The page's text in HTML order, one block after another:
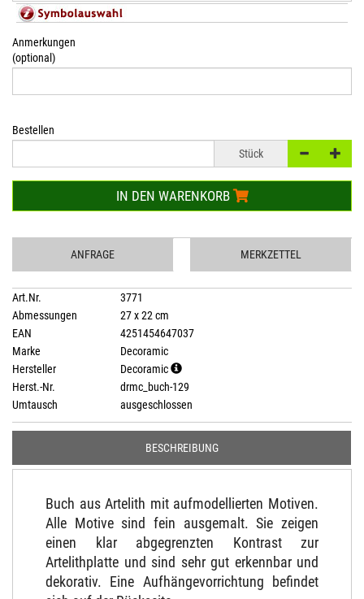
Anmerkungen
(optional)
Bestellen
Stück
IN DEN WARENKORB
ANFRAGE MERKZETTEL
Art.Nr.
3771
Abmessungen
27 x 22 cm
EAN
4251454647037
Marke
Decoramic
Hersteller
Decoramic
Herst.-Nr.
drmc_buch-129
Umtausch
ausgeschlossen
BESCHREIBUNG
Buch aus Artelith mit aufmodellierten Motiven.
Alle Motive sind fein ausgemalt. Sie zeigen
einen klar abgegrenzten Kontrast zur
Artelithplatte und sind sehr gut erkennbar und
dekorativ. Eine Aufhängevorrichtung befindet